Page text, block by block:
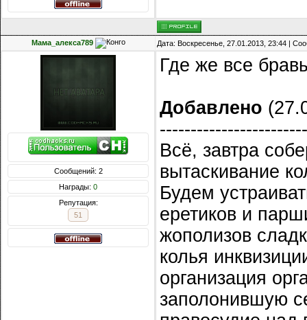
Мама_алекса789 Дата: Воскресенье, 27.01.2013, 23:44 |
Сообщений: 2
Награды: 0
Репутация:
51
Где же все
Добавлено
Всё, завтра
вытаскивание
Будем
еретиков и
жополизов
колья
организация
заполонившую